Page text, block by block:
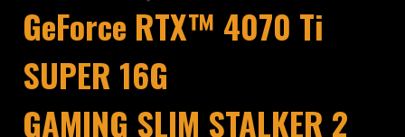
GeForce RTX™ 4070 Ti
SUPER 16G
GAMING SLIM STALKER 2